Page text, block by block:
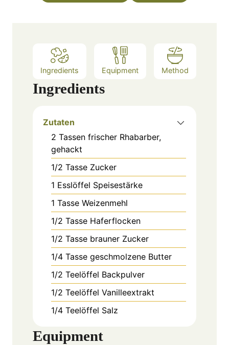
Ingredients Equipment Method
Ingredients
Zutaten
2 Tassen frischer Rhabarber,
gehackt
1/2 Tasse Zucker
1 Esslöffel Speisestärke
1 Tasse Weizenmehl
1/2 Tasse Haferflocken
1/2 Tasse brauner Zucker
1/4 Tasse geschmolzene Butter
1/2 Teelöffel Backpulver
1/2 Teelöffel Vanilleextrakt
1/4 Teelöffel Salz
Equipment